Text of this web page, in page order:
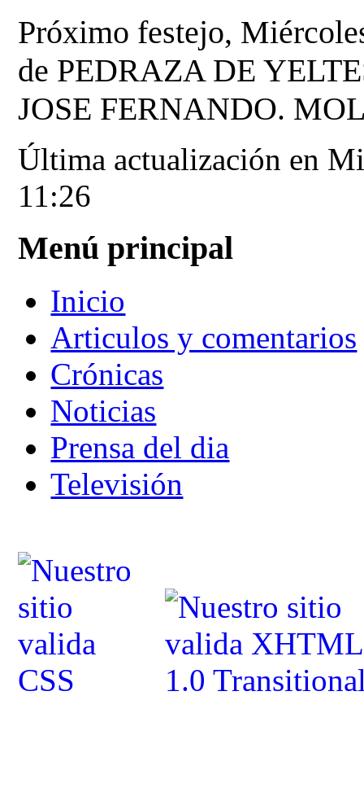
Próximo festejo,
de PEDRAZA DE
JOSE FERNANDO.
Última actualización en
11:26
Menú principal
Inicio
Articulos y comentarios
Crónicas
Noticias
Prensa del dia
Televisión